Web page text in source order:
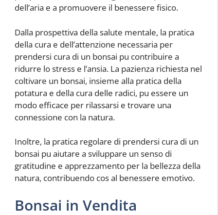
dell’aria e a promuovere il benessere fisico.
Dalla prospettiva della salute mentale, la pratica
della cura e dell’attenzione necessaria per
prendersi cura di un bonsai pu contribuire a
ridurre lo stress e l’ansia. La pazienza richiesta nel
coltivare un bonsai, insieme alla pratica della
potatura e della cura delle radici, pu essere un
modo efficace per rilassarsi e trovare una
connessione con la natura.
Inoltre, la pratica regolare di prendersi cura di un
bonsai pu aiutare a sviluppare un senso di
gratitudine e apprezzamento per la bellezza della
natura, contribuendo cos al benessere emotivo.
Bonsai in Vendita